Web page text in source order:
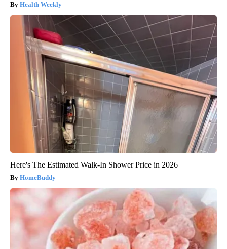
Health Weekly
Here's The Estimated Walk-In Shower Price in 2026
HomeBuddy